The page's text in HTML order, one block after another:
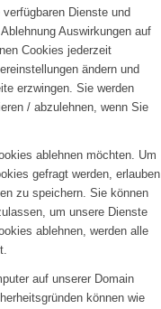
Dienste und
Auswirkungen auf
Cookies jederzeit
ändern und
erzwingen. Sie werden
/ abzulehnen, wenn Sie
ablehnen möchten. Um
gefragt werden, erlauben
zu speichern. Sie können
um unsere Dienste
ablehnen, werden alle
auf unserer Domain
können wie